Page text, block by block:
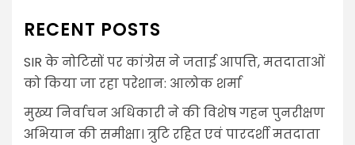
RECENT POSTS
SIR के नोटिसों पर कांग्रेस ने जताई आपत्ति, मतदाताओं
को किया जा रहा परेशान: आलोक शर्मा
मुख्य निर्वाचन अधिकारी ने की विशेष गहन पुनरीक्षण
अभियान की समीक्षा। त्रुटि रहित एवं पारदर्शी मतदाता